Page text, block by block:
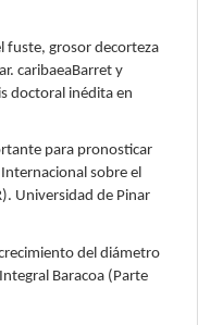
fuste, grosor decorteza
caribaeaBarret y
doctoral inédita en
para pronosticar
sobre el
Universidad de Pinar
crecimiento del diámetro
Baracoa (Parte